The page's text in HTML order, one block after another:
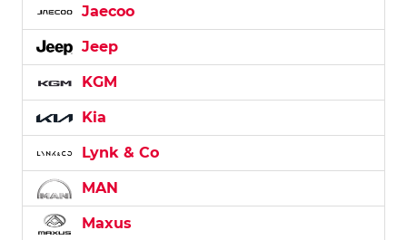
Jaecoo
Jeep
KGM
Kia
Lynk & Co
MAN
Maxus